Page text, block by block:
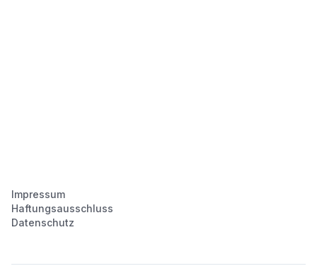
Impressum
Haftungsausschluss
Datenschutz